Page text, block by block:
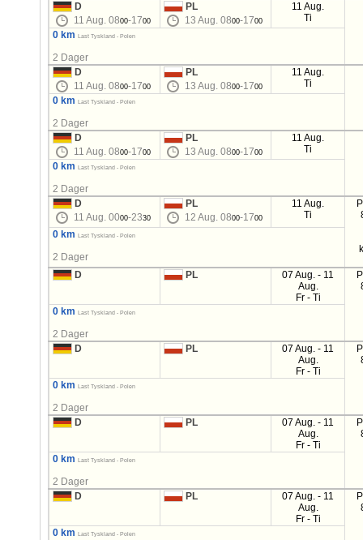
D
11 Aug. 0800-1700
PL
13 Aug. 0800-1700
11 Aug.
Ti
0 km
Last Tyskland - Polen
2 Dager
D
11 Aug. 0800-1700
PL
13 Aug. 0800-1700
11 Aug.
Ti
0 km
Last Tyskland - Polen
2 Dager
D
11 Aug. 0800-1700
PL
13 Aug. 0800-1700
11 Aug.
Ti
0 km
Last Tyskland - Polen
2 Dager
D
11 Aug. 0000-2330
PL
12 Aug. 0800-1700
11 Aug.
Ti
0 km Last Tyskland - Polen
2 Dager
D
PL
07 Aug. - 11
Aug.
Fr - Ti
0 km Last Tyskland - Polen
2 Dager
D
PL
07 Aug. - 11
Aug.
Fr - Ti
0 km Last Tyskland - Polen
2 Dager
D
PL
07 Aug. - 11
Aug.
Fr - Ti
0 km Last Tyskland - Polen
2 Dager
D
PL
07 Aug. - 11
Aug.
Fr - Ti
0 km Last Tyskland - Polen